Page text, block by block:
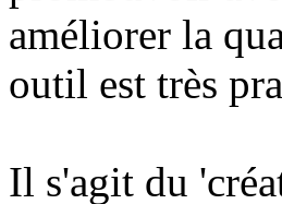
améliorer la
outil est très
Il s'agit du